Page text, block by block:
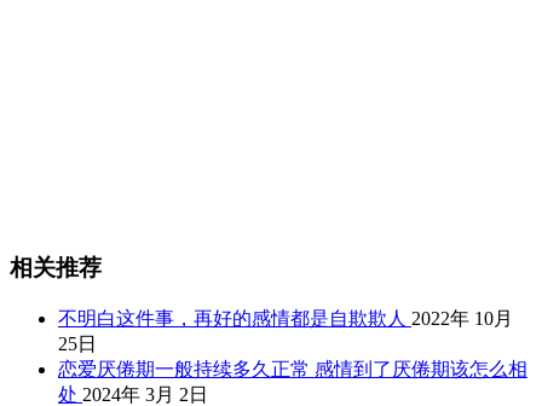
相关推荐
不明白这件事，再好的感情都是自欺欺人 2022年 10月
25日
恋爱厌倦期一般持续多久正常 感情到了厌倦期该怎么相
处 2024年 3月 2日